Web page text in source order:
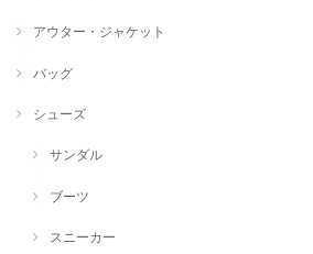
アウター・ジャケット
バッグ
シューズ
サンダル
ブーツ
スニーカー